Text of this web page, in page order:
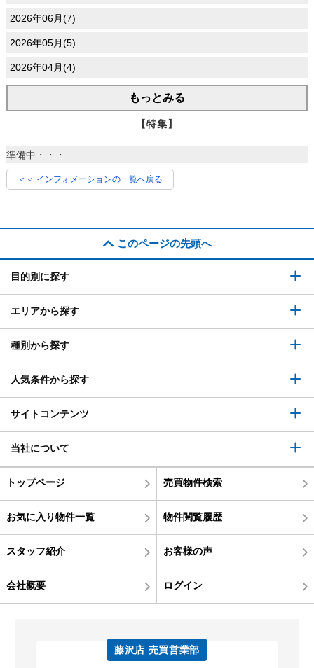
2026年06月(7)
2026年05月(5)
2026年04月(4)
もっとみる
【特集】
準備中・・・
＜＜ インフォメーションの一覧へ戻る
このページの先頭へ
目的別に探す
エリアから探す
種別から探す
人気条件から探す
サイトコンテンツ
当社について
トップページ 売買物件検索
お気に入り物件一覧 物件閲覧履歴
スタッフ紹介 お客様の声
会社概要 ログイン
藤沢店 売買営業部